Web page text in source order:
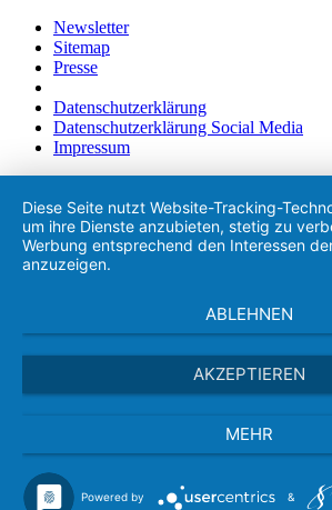
Newsletter
Sitemap
Presse
Datenschutzerklärung
Datenschutzerklärung Social Media
Impressum
Diese Seite nutzt Website-Tracking-
um ihre Dienste anzubieten, stetig zu
Werbung entsprechend den Interessen
anzuzeigen.
ABLEHNEN
AKZEPTIEREN
MEHR
Powered by &